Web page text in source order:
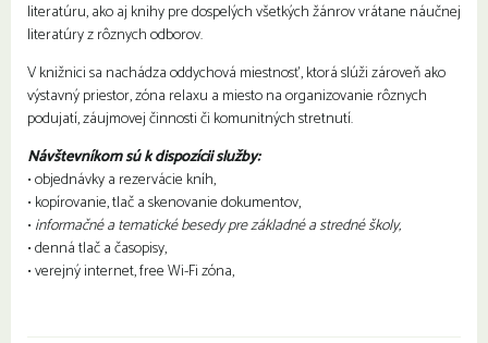
literatúru, ako aj knihy pre dospelých všetkých žánrov vrátane náučnej
literatúry z rôznych odborov.
V knižnici sa nachádza oddychová miestnosť, ktorá slúži zároveň ako
výstavný priestor, zóna relaxu a miesto na organizovanie rôznych
podujatí, záujmovej činnosti či komunitných stretnutí.
Návštevníkom sú k dispozícii služby:
• objednávky a rezervácie kníh,
• kopírovanie, tlač a skenovanie dokumentov,
• informačné a tematické besedy pre základné a stredné školy,
• denná tlač a časopisy,
• verejný internet, free Wi-Fi zóna,